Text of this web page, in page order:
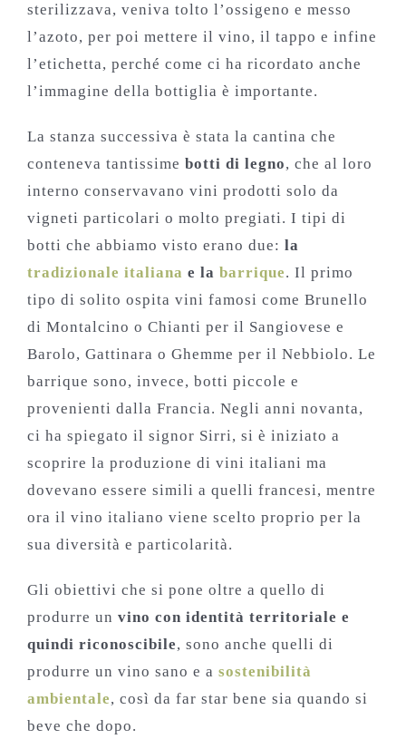
sterilizzava, veniva tolto l’ossigeno e messo
l’azoto, per poi mettere il vino, il tappo e infine
l’etichetta, perché come ci ha ricordato anche
l’immagine della bottiglia è importante.
La stanza successiva è stata la cantina che
conteneva tantissime botti di legno, che al loro
interno conservavano vini prodotti solo da
vigneti particolari o molto pregiati. I tipi di
botti che abbiamo visto erano due: la
tradizionale italiana e la barrique. Il primo
tipo di solito ospita vini famosi come Brunello
di Montalcino o Chianti per il Sangiovese e
Barolo, Gattinara o Ghemme per il Nebbiolo. Le
barrique sono, invece, botti piccole e
provenienti dalla Francia. Negli anni novanta,
ci ha spiegato il signor Sirri, si è iniziato a
scoprire la produzione di vini italiani ma
dovevano essere simili a quelli francesi, mentre
ora il vino italiano viene scelto proprio per la
sua diversità e particolarità.
Gli obiettivi che si pone oltre a quello di
produrre un vino con identità territoriale e
quindi riconoscibile, sono anche quelli di
produrre un vino sano e a sostenibilità
ambientale, così da far star bene sia quando si
beve che dopo.